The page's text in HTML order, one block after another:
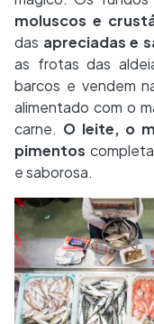
moluscos e
das apreciadas e
as frotas das
barcos e vendem
alimentado com o
carne. O leite, o
pimentos
e saborosa.